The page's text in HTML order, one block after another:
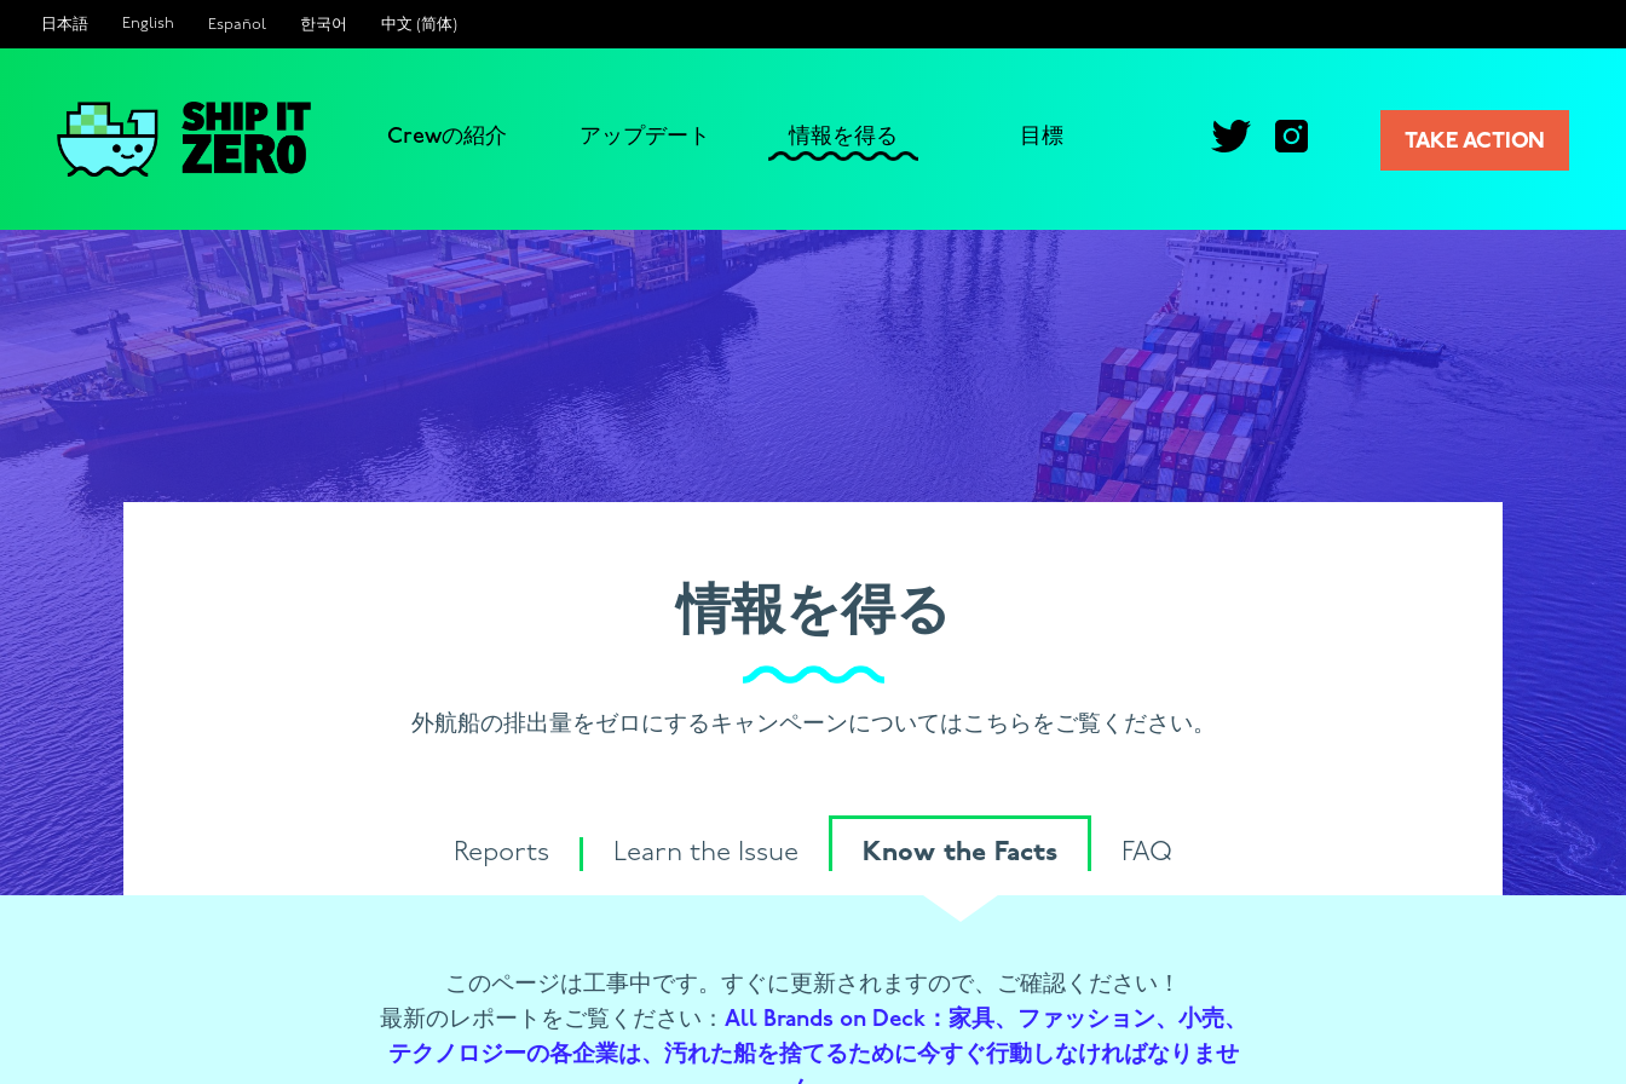
日本語 English Español 한국어 中文 (简体)
プ
イ
ト
ロ
Crewの紹介 アップデート 情報を得る 目標 TAKE ACTION
情報を得る
外航船の排出量をゼロにするキャンペーンについてはこちらをご覧ください。
Reports Learn the Issue Know the Facts FAQ
このページは工事中です。すぐに更新されますので、ご確認ください！
最新のレポートをご覧ください： All Brands on Deck：家具、ファッション、小売、
テクノロジーの各企業は、汚れた船を捨てるために今すぐ行動しなければなりませ